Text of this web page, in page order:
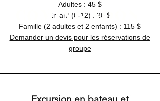
Adultes : 45 $
Enfant (0-12) : 20 $
Famille (2 adultes et 2 enfants) : 115 $
Demander un devis pour les réservations de
groupe
COMING SOON